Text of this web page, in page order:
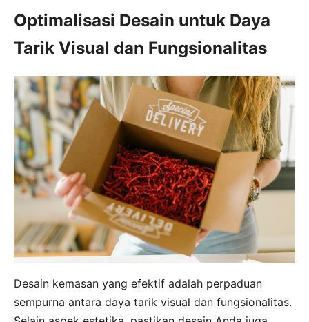
Optimalisasi Desain untuk Daya
Tarik Visual dan Fungsionalitas
Desain kemasan yang efektif adalah perpaduan
sempurna antara daya tarik visual dan fungsionalitas.